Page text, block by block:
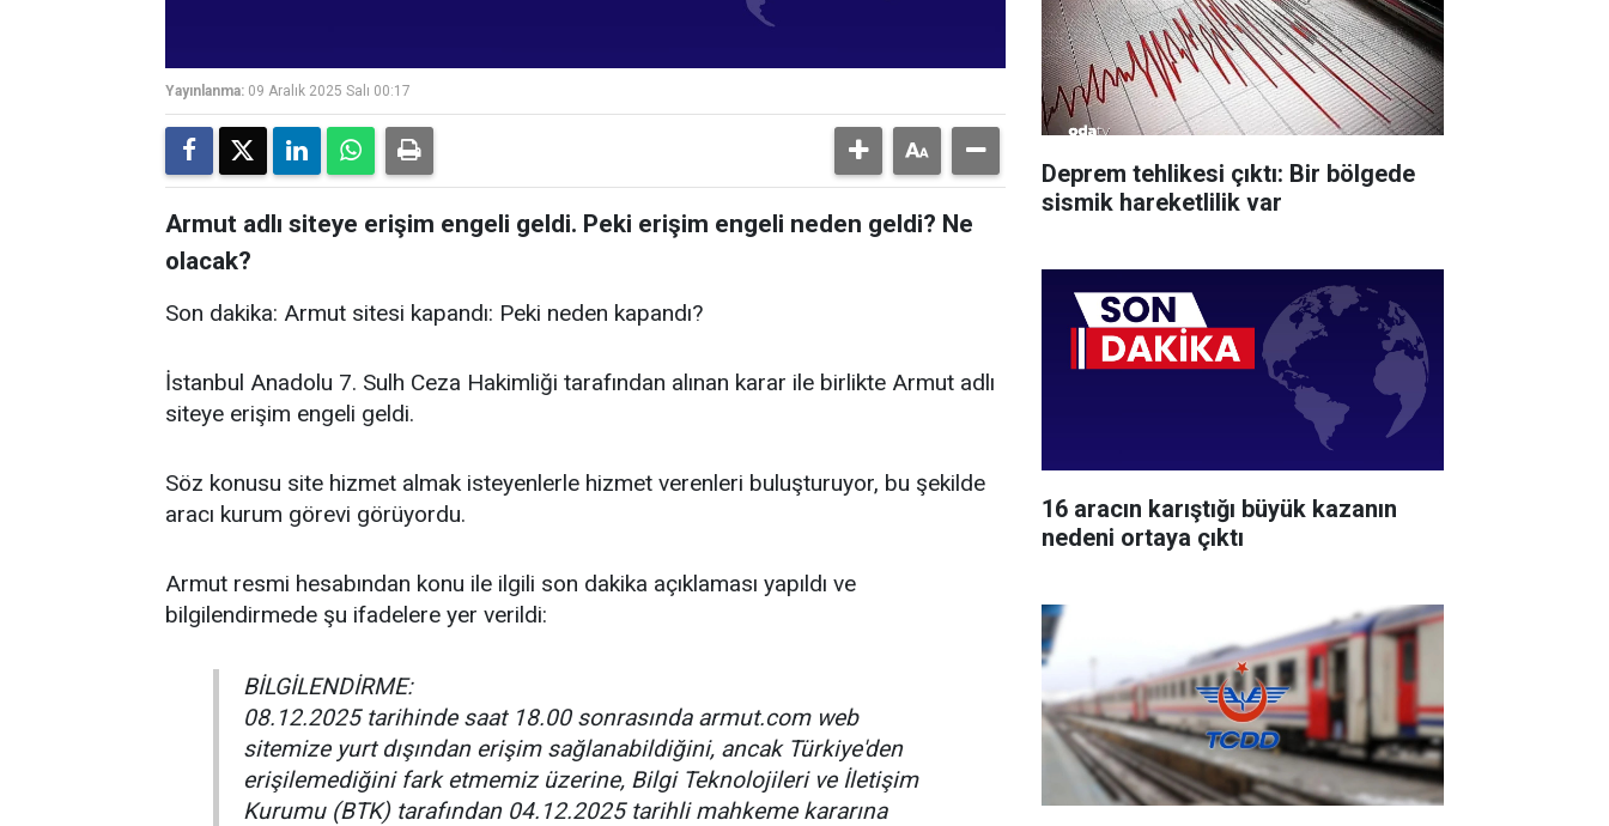
Yayınlanma: 09 Aralık 2025 Salı 00:17
Armut adlı siteye erişim engeli geldi. Peki erişim engeli neden geldi? Ne
olacak?
Son dakika: Armut sitesi kapandı: Peki neden kapandı?
İstanbul Anadolu 7. Sulh Ceza Hakimliği tarafından alınan karar ile birlikte Armut adlı
siteye erişim engeli geldi.
Söz konusu site hizmet almak isteyenlerle hizmet verenleri buluşturuyor, bu şekilde
aracı kurum görevi görüyordu.
Armut resmi hesabından konu ile ilgili son dakika açıklaması yapıldı ve
bilgilendirmede şu ifadelere yer verildi:
BİLGİLENDİRME:
08.12.2025 tarihinde saat 18.00 sonrasında armut.com web
sitemize yurt dışından erişim sağlanabildiğini, ancak Türkiye'den
erişilemediğini fark etmemiz üzerine, Bilgi Teknolojileri ve İletişim
Kurumu (BTK) tarafından 04.12.2025 tarihli mahkeme kararına
Deprem tehlikesi çıktı: Bir bölgede
sismik hareketlilik var
16 aracın karıştığı büyük kazanın
nedeni ortaya çıktı